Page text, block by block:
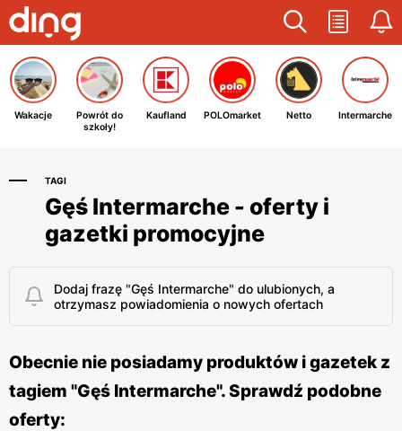
Wakacje
Powrót do
szkoły!
Kaufland POLOmarket Netto Intermarche
TAGI
Gęś Intermarche - oferty i
gazetki promocyjne
Dodaj frazę "Gęś Intermarche" do ulubionych, a
otrzymasz powiadomienia o nowych ofertach
Obecnie nie posiadamy produktów i gazetek z
tagiem "Gęś Intermarche". Sprawdź podobne
oferty: